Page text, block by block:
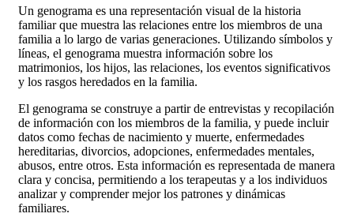
Un genograma es una representación visual de la historia
familiar que muestra las relaciones entre los miembros de una
familia a lo largo de varias generaciones. Utilizando símbolos y
líneas, el genograma muestra información sobre los
matrimonios, los hijos, las relaciones, los eventos significativos
y los rasgos heredados en la familia.
El genograma se construye a partir de entrevistas y recopilación
de información con los miembros de la familia, y puede incluir
datos como fechas de nacimiento y muerte, enfermedades
hereditarias, divorcios, adopciones, enfermedades mentales,
abusos, entre otros. Esta información es representada de manera
clara y concisa, permitiendo a los terapeutas y a los individuos
analizar y comprender mejor los patrones y dinámicas
familiares.